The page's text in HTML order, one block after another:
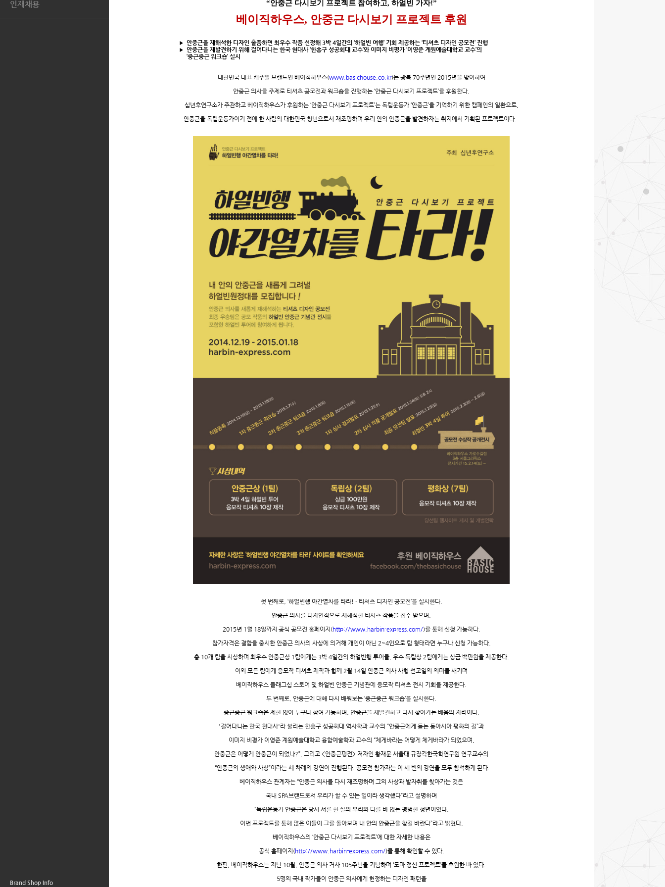
인재채용
Brand Shop Info
“안중근 다시보기 프로젝트 참여하고, 하얼빈 가자!”
베이직하우스, 안중근 다시보기 프로젝트 후원
▶ 안중근을 재해석한 디자인 출품하면 최우수 작품 선정해 3박4일간의 ‘하얼빈 여행’ 기회 제공하는 ‘티셔츠 디자인 공모전’ 진행
▶ 안중근을 재발견하기 위해 걸어다니는 한국 현대사‘한홍구 성공회대 교수’와 이미지 비평가‘이영준 계원예술대학교 교수’의
‘중근중근 워크숍’ 실시
대한민국 대표 캐주얼 브랜드인 베이직하우스(www.basichouse.co.kr)는 광복 70주년인 2015년을 맞이하여
안중근 의사를 주제로 티셔츠 공모전과 워크숍을 진행하는 ‘안중근 다시보기 프로젝트’를 후원한다.
십년후연구소가 주관하고 베이직하우스가 후원하는 ‘안중근 다시보기 프로젝트’는 독립운동가 ‘안중근’을 기억하기 위한 캠페인의 일환으로,
안중근을 독립운동가이기 전에 한 사람의 대한민국 청년으로서 재조명하며 우리 안의 안중근을 발견하자는 취지에서 기획된 프로젝트이다.
첫 번째로, ‘하얼빈행 야간열차를 타라! - 티셔츠 디자인 공모전’을 실시한다.
안중근 의사를 디자인적으로 재해석한 티셔츠 작품을 접수 받으며
2015년 1월 18일까지 공식 공모전 홈페이지 (http://www.harbin-express.com/)를 통해 신청 가능하다.
참가자격은 결합을 중시한 안중근 의사의 사상에 의거해 개인이 아닌 2~4인으로 팀 형태라면 누구나 신청 가능하다.
총10개 팀을 시상하며 최우수 안중근상1 팀에게는3박4일간의 하얼빈행 투어를, 우수 독립상2팀에게는 상금 백만원을 제공한다.
이외 모든 팀에게 응모작 티셔츠 제작과 함께 2월 14일 안중근 의사 사형 선고일의 의미를 새기며
베이직하우스 플래그십 스토어 및 하얼빈 안중근 기념관에 응모작 티셔츠 전시 기회를 제공한다
두 번째로 안중근에 대해 다시 배워보는 ‘중근중근 워크숍’을 실시한다
중근중근 워크숍은 제한 없이 누구나 참여 가능하며
안중근을 재발견하고 다시 찾아가는 배움의 자리이다.
'걸어다니는 한국 현대사'라 불리는 한홍구 성공회대 역사학과 교수의 “안중근에게 듣는 동아시아 평화의 길”과
이미지 비평가 이영준 계원예술대학교 융합예술학과 교수의 “체게바라는 어떻게 체게바라가 되었으며
안중근은 어떻게 안중근이 되었나?”, 그리고 <안중근평전> 저자인 황재문 서울대 규장각한국학연구원 연구교수의
“안중근의 생애와 사상”이라는 세 차례의 강연이 진행된다. 공모전 참가자는 이 세 번의 강연을 모두 참석하게 된다.
베이직하우스 관계자는 “안중근 의사를 다시 재조명하며 그의 사상과 발자취를 찾아가는 것은
국내 SPA브랜드로서 우리가 할 수 있는 일이라 생각했다”라고 설명하며
“독립운동가 안중근은 당시 서른 한 살의 우리와 다를 바 없는 평범한 청년이었다.
이번 프로젝트를 통해 많은 이들이 그를 돌아보며 내 안의 안중근을 찾길 바란다”라고 밝혔다.
베이직하우스의 ‘안중근 다시보기 프로젝트’에 대한 자세한 내용은
공식 홈페이지 (http://www.harbin-express.com/)를 통해 확인할 수 있다.
한편 베이직하우스는 지난 10월 안중근 의사 거사 105주년을 기념하며 ‘도마 정신 프로젝트’를 후원한 바 있다
5명의 국내 작가들이 안중근 의사에게 헌정하는 디자인 패턴을